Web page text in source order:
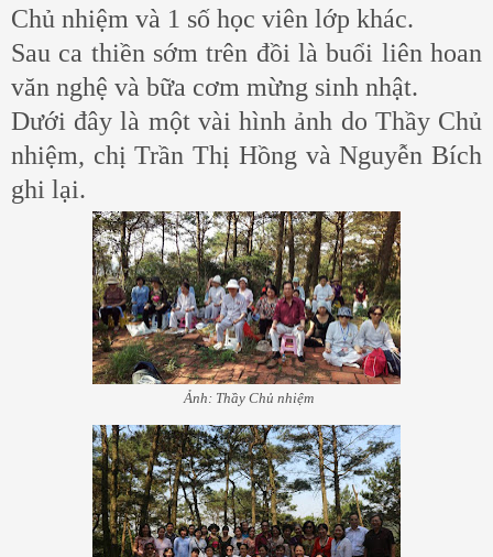
Chủ nhiệm và 1 số học viên lớp khác.
Sau ca thiền sớm trên đồi là buổi liên hoan
văn nghệ và bữa cơm mừng sinh nhật.
Dưới đây là một vài hình ảnh do Thầy Chủ
nhiệm, chị Trần Thị Hồng và Nguyễn Bích
ghi lại.
Ảnh: Thầy Chủ nhiệm